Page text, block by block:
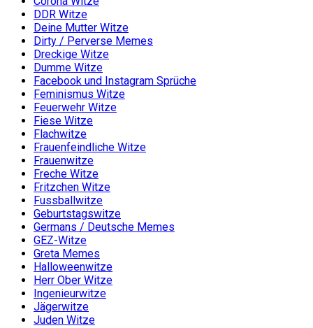
DDR Witze
Deine Mutter Witze
Dirty / Perverse Memes
Dreckige Witze
Dumme Witze
Facebook und Instagram Sprüche
Feminismus Witze
Feuerwehr Witze
Fiese Witze
Flachwitze
Frauenfeindliche Witze
Frauenwitze
Freche Witze
Fritzchen Witze
Fussballwitze
Geburtstagswitze
Germans / Deutsche Memes
GEZ-Witze
Greta Memes
Halloweenwitze
Herr Ober Witze
Ingenieurwitze
Jägerwitze
Juden Witze